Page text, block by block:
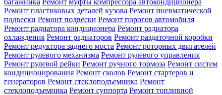
багажника Ремонт муфты компрессора автокондиционера
Ремонт пластиковых деталей кузова Ремонт пневматической
подвески Ремонт подвески Ремонт порогов автомобиля
Ремонт радиатора кондиционера Ремонт радиатора
охлаждения Ремонт радиаторов Ремонт раздаточной коробки
Ремонт редуктора заднего моста Ремонт роторных двигателей
Ремонт рулевого механизма Ремонт рулевого управления
Ремонт рулевой рейки Ремонт ручного тормоза Ремонт систем
кондиционирования Ремонт сколов Ремонт стартеров и
генераторов Ремонт стеклоподъемника Ремонт
стеклоподъемника Ремонт суппорта Ремонт топливной